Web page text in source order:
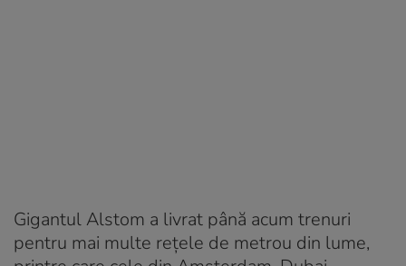
Gigantul Alstom a livrat până acum trenuri
pentru mai multe rețele de metrou din lume,